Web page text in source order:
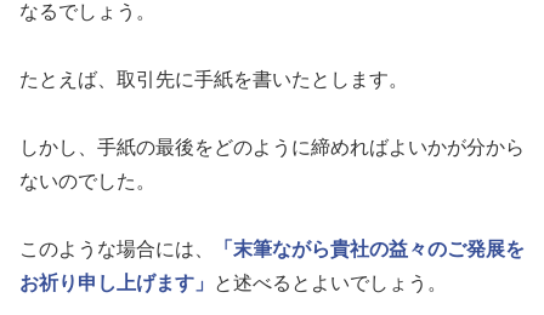
なるでしょう。
たとえば、取引先に手紙を書いたとします。
しかし、手紙の最後をどのように締めればよいかが分から
ないのでした。
このような場合には、
「末筆ながら貴社の益々のご発展を
お祈り申し上げます」
と述べるとよいでしょう。